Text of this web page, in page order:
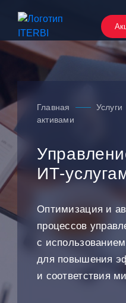
Главная Услуги
активами
Оптимизация и
процессов
с
для повышения
и соответствия